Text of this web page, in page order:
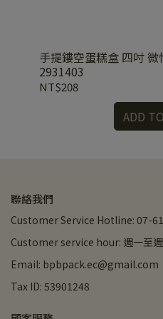
手提鏤空蛋糕盒 四吋
2931403
NT$208
ADD
聯絡我們
Customer Service Hotline: 07-
Customer service hour: 週一至
Email: bpbpack.ec@gmail.com
Tax ID: 53901248